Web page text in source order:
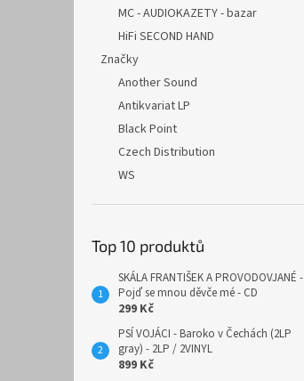
MC - AUDIOKAZETY - bazar
HiFi SECOND HAND
Značky
Another Sound
Antikvariat LP
Black Point
Czech Distribution
WS
Top 10 produktů
SKÁLA FRANTIŠEK A PROVODOVJANÉ -
Pojď se mnou děvče mé - CD
299 Kč
PSÍ VOJÁCI - Baroko v Čechách (2LP
gray) - 2LP / 2VINYL
899 Kč